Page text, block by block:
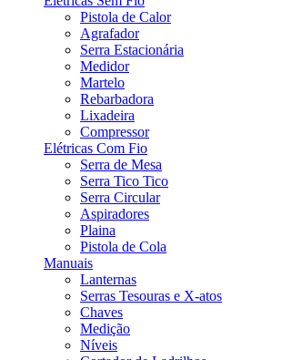
Pistola de Calor
Agrafador
Serra Estacionária
Medidor
Martelo
Rebarbadora
Lixadeira
Compressor
Elétricas Com Fio
Serra de Mesa
Serra Tico Tico
Serra Circular
Aspiradores
Plaina
Pistola de Cola
Manuais
Lanternas
Serras Tesouras e X-atos
Chaves
Medição
Níveis